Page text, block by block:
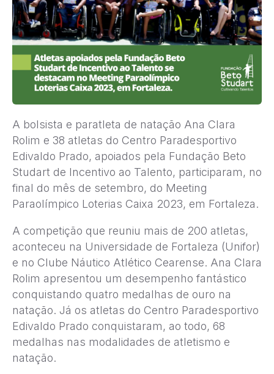
A bolsista e paratleta de natação Ana Clara
Rolim e 38 atletas do Centro Paradesportivo
Edivaldo Prado, apoiados pela Fundação Beto
Studart de Incentivo ao Talento, participaram, no
final do mês de setembro, do Meeting
Paraolímpico Loterias Caixa 2023, em Fortaleza.
A competição que reuniu mais de 200 atletas,
aconteceu na Universidade de Fortaleza (Unifor)
e no Clube Náutico Atlético Cearense. Ana Clara
Rolim apresentou um desempenho fantástico
conquistando quatro medalhas de ouro na
natação. Já os atletas do Centro Paradesportivo
Edivaldo Prado conquistaram, ao todo, 68
medalhas nas modalidades de atletismo e
natação.